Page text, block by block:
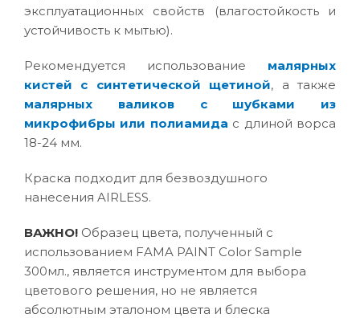
эксплуатационных свойств (влагостойкость и
устойчивость к мытью).
Рекомендуется использование малярных
кистей с синтетической щетиной, а также
малярных валиков с шубками из
микрофибры или полиамида с длиной ворса
18-24 мм.
Краска подходит для безвоздушного
нанесения AIRLESS.
ВАЖНО! Образец цвета, полученный с
использованием FAMA PAINT Color Sample
300мл., является инструментом для выбора
цветового решения, но не является
абсолютным эталоном цвета и блеска